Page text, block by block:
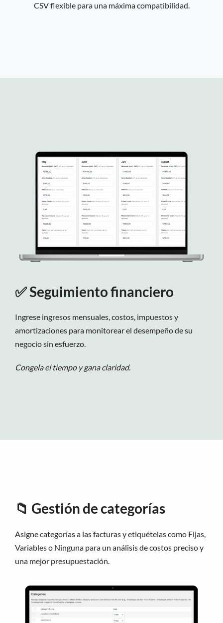
CSV flexible para una máxima compatibilidad.
✅Seguimiento financiero
Ingrese ingresos mensuales, costos, impuestos y
amortizaciones para monitorear el desempeño de su
negocio sin esfuerzo.
Congela el tiempo y gana claridad.
📁 Gestión de categorías
Asigne categorías a las facturas y etiquételas como Fijas,
Variables o Ninguna para un análisis de costos preciso y
una mejor presupuestación.